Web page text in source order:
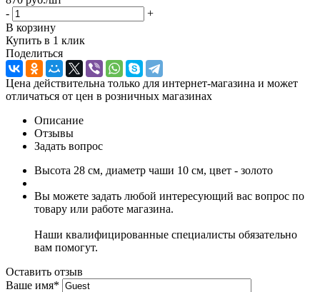
-
+
В корзину
Купить в 1 клик
Поделиться
Цена действительна только для интернет-магазина и может
отличаться от цен в розничных магазинах
Описание
Отзывы
Задать вопрос
Высота 28 см, диаметр чаши 10 см, цвет - золото
Вы можете задать любой интересующий вас вопрос по
товару или работе магазина.
Наши квалифицированные специалисты обязательно
вам помогут.
Оставить отзыв
Ваше имя*